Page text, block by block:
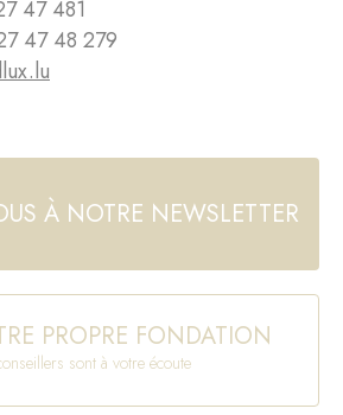
47 481
47 48 279
À NOTRE NEWSLETTER
PROPRE FONDATION
sont à votre écoute